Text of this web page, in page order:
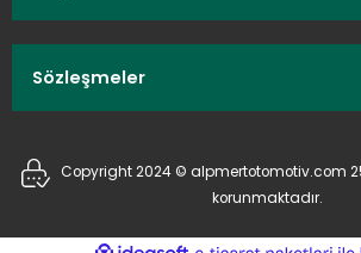
Sözleşmeler
Copyright 2024 © alpmertotomotiv.com
korunmaktadır.